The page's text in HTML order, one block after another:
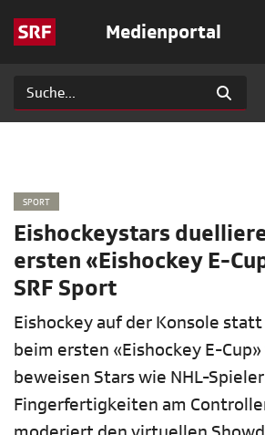
Medienportal
SPORT
Eishockeystars
ersten «Eishockey E-
SRF Sport
Eishockey auf der Konsole statt
beim ersten «Eishockey E-Cup»
beweisen Stars wie NHL-
Fingerfertigkeiten am